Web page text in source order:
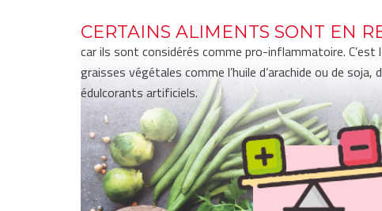
CERTAINS ALIMENTS SONT EN
car ils sont considérés comme pro-inflammatoire.
graisses végétales comme l’huile d’arachide ou de soja,
édulcorants artificiels.